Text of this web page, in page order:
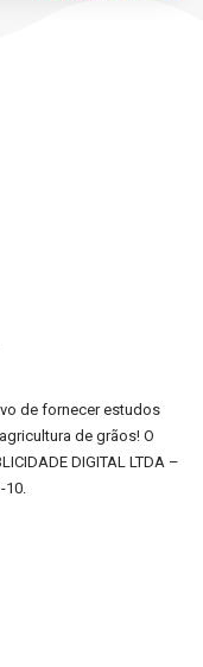
de fornecer estudos
de grãos! O
DIGITAL LTDA –